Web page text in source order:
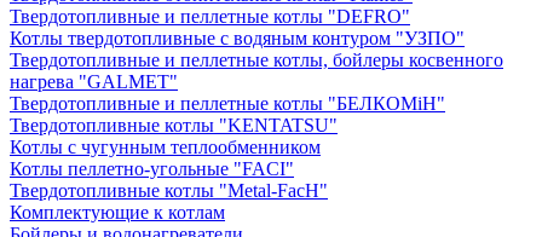
Твердотопливные и пеллетные котлы "DEFRO"
Котлы твердотопливные с водяным контуром "УЗПО"
Твердотопливные и пеллетные котлы, бойлеры косвенного
нагрева "GALMET"
Твердотопливные и пеллетные котлы "БЕЛКОМiН"
Твердотопливные котлы "KENTATSU"
Котлы с чугунным теплообменником
Котлы пеллетно-угольные "FACI"
Твердотопливные котлы "Metal-FacH"
Комплектующие к котлам